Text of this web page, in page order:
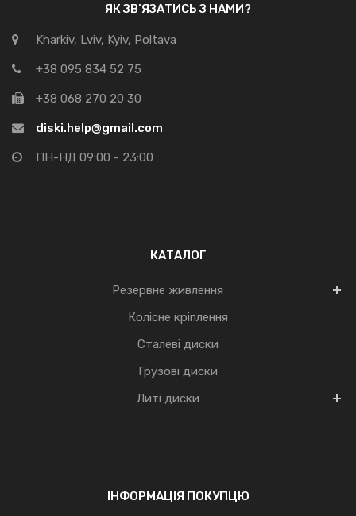
ЯК ЗВ’ЯЗАТИСЬ З НАМИ?
Kharkiv, Lviv, Kyiv, Poltava
+38 095 834 52 75
+38 068 270 20 30
diski.help@gmail.com
ПН-НД 09:00 - 23:00
КАТАЛОГ
Резервне живлення
Колісне кріплення
Сталеві диски
Грузові диски
Литі диски
ІНФОРМАЦІЯ ПОКУПЦЮ